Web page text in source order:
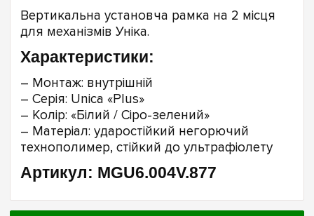
Вертикальна установча рамка на 2 місця
для механізмів Уніка.
Характеристики:
– Монтаж: внутрішній
– Серія: Unica «Plus»
– Колір: «Білий / Сіро-зелений»
– Матеріал: ударостійкий негорючий
технополимер, стійкий до ультрафіолету
Артикул: MGU6.004V.877